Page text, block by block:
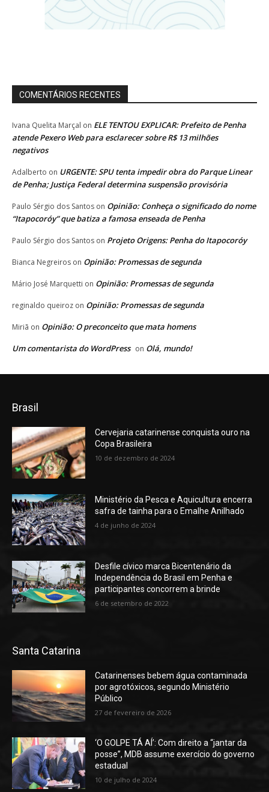
COMENTÁRIOS RECENTES
Ivana Quelita Marçal on ELE TENTOU EXPLICAR: Prefeito de Penha
atende Pexero Web para esclarecer sobre R$ 13 milhões
negativos
Adalberto on URGENTE: SPU tenta impedir obra do Parque Linear
de Penha; Justiça Federal determina suspensão provisória
Paulo Sérgio dos Santos on Opinião: Conheça o significado do nome
“Itapocoróy” que batiza a famosa enseada de Penha
Paulo Sérgio dos Santos on Projeto Origens: Penha do Itapocoróy
Bianca Negreiros on Opinião: Promessas de segunda
Mário José Marquetti on Opinião: Promessas de segunda
reginaldo queiroz on Opinião: Promessas de segunda
Miriã on Opinião: O preconceito que mata homens
Um comentarista do WordPress on Olá, mundo!
Brasil
Cervejaria catarinense conquista ouro na
Copa Brasileira
10 de dezembro de 2024
Ministério da Pesca e Aquicultura encerra
safra de tainha para o Emalhe Anilhado
4 de junho de 2024
Desfile cívico marca Bicentenário da
Independência do Brasil em Penha e
participantes concorrem a brinde
6 de setembro de 2022
Santa Catarina
Catarinenses bebem água contaminada
por agrotóxicos, segundo Ministério
Público
27 de fevereiro de 2026
‘O GOLPE TÁ AÍ’: Com direito a “jantar da
posse”, MDB assume exercício do governo
estadual
10 de julho de 2024